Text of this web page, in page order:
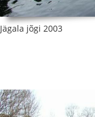
Jägala jõgi 2003